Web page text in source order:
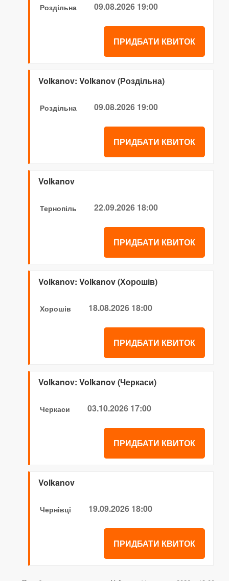
Роздільна 09.08.2026 19:00
ПРИДБАТИ КВИТОК
Volkanov: Volkanov (Роздільна)
Роздільна 09.08.2026 19:00
ПРИДБАТИ КВИТОК
Volkanov
Тернопіль 22.09.2026 18:00
ПРИДБАТИ КВИТОК
Volkanov: Volkanov (Хорошів)
Хорошів 18.08.2026 18:00
ПРИДБАТИ КВИТОК
Volkanov: Volkanov (Черкаси)
Черкаси 03.10.2026 17:00
ПРИДБАТИ КВИТОК
Volkanov
Чернівці 19.09.2026 18:00
ПРИДБАТИ КВИТОК